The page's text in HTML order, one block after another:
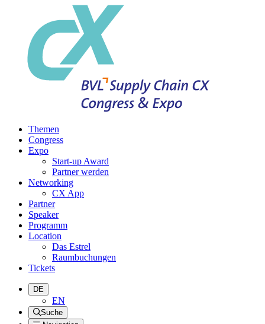
Themen
Congress
Expo
Start-up Award
Partner werden
Networking
CX App
Partner
Speaker
Programm
Location
Das Estrel
Raumbuchungen
Tickets
DE
EN
Suche